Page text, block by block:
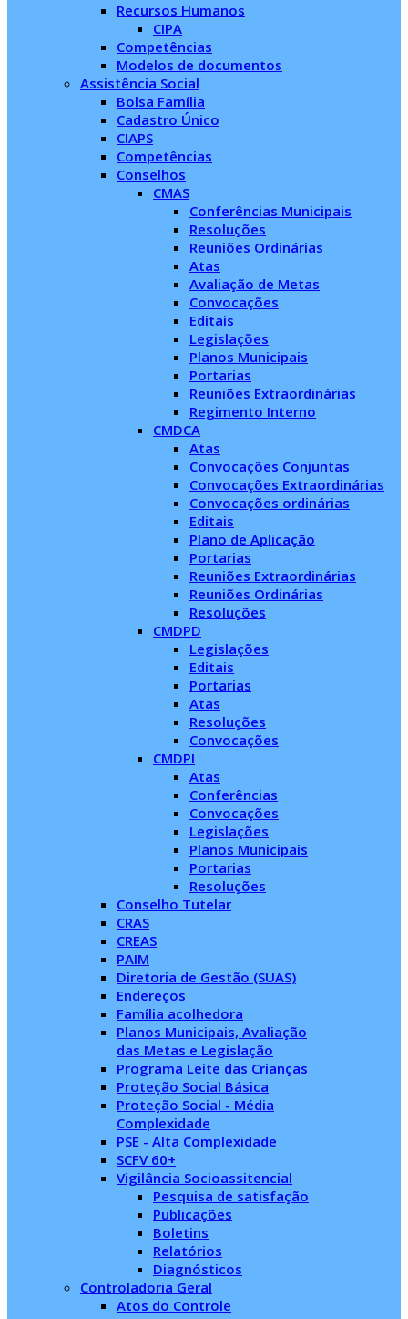
Recursos Humanos
CIPA
Competências
Modelos de documentos
Assistência Social
Bolsa Família
Cadastro Único
CIAPS
Competências
Conselhos
CMAS
Conferências Municipais
Resoluções
Reuniões Ordinárias
Atas
Avaliação de Metas
Convocações
Editais
Legislações
Planos Municipais
Portarias
Reuniões Extraordinárias
Regimento Interno
CMDCA
Atas
Convocações Conjuntas
Convocações Extraordinárias
Convocações ordinárias
Editais
Plano de Aplicação
Portarias
Reuniões Extraordinárias
Reuniões Ordinárias
Resoluções
CMDPD
Legislações
Editais
Portarias
Atas
Resoluções
Convocações
CMDPI
Atas
Conferências
Convocações
Legislações
Planos Municipais
Portarias
Resoluções
Conselho Tutelar
CRAS
CREAS
PAIM
Diretoria de Gestão (SUAS)
Endereços
Família acolhedora
Planos Municipais, Avaliação
das Metas e Legislação
Programa Leite das Crianças
Proteção Social Básica
Proteção Social - Média
Complexidade
PSE - Alta Complexidade
SCFV 60+
Vigilância Socioassitencial
Pesquisa de satisfação
Publicações
Boletins
Relatórios
Diagnósticos
Controladoria Geral
Atos do Controle